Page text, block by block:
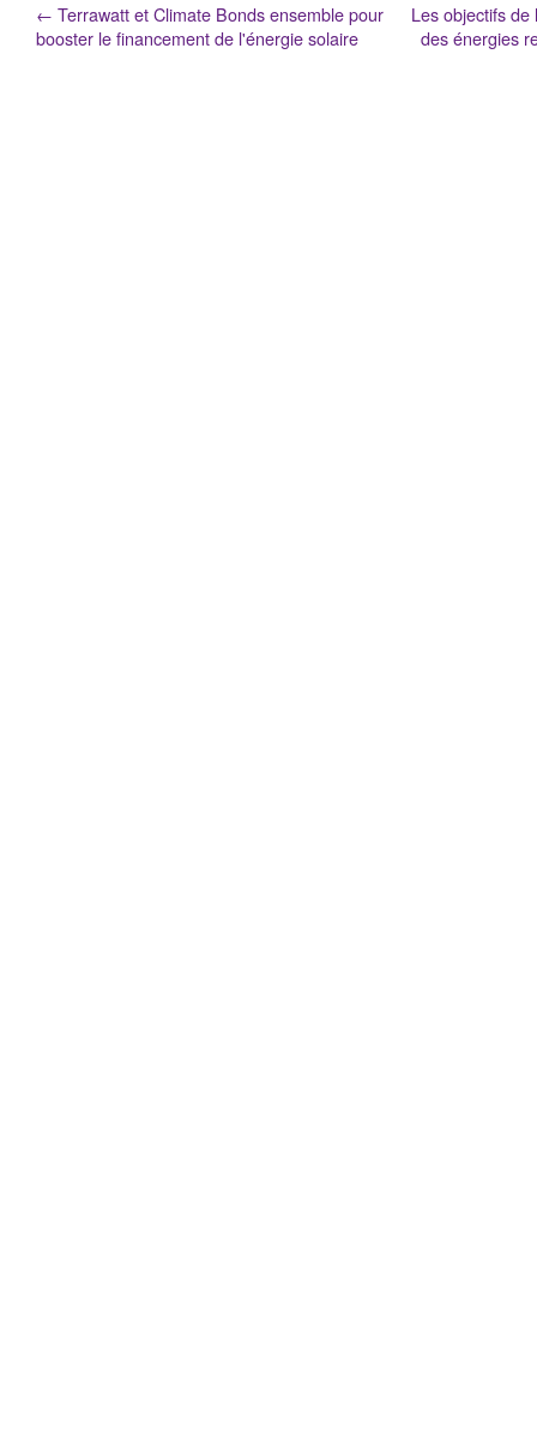
← Terrawatt et Climate Bonds ensemble pour
booster le financement de l'énergie solaire
Les objectifs
des énergies